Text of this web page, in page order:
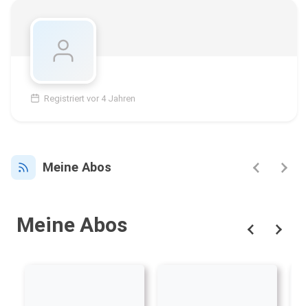
Registriert vor 4 Jahren
Meine Abos
Meine Abos